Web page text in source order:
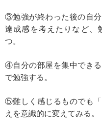
③勉強が終わった後の自
達成感を考えたりなど、
つ。
④自分の部屋を集中でき
で勉強する。
⑤難しく感じるものでも
えを意識的に変えてみる。